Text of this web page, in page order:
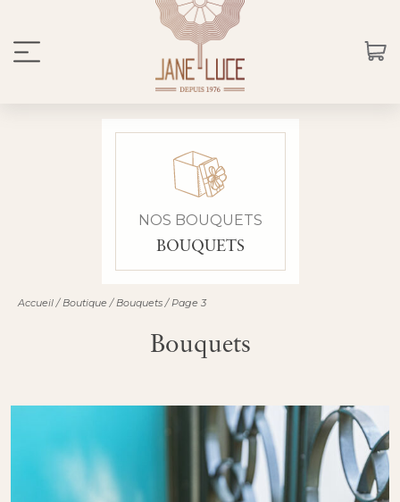
NOS BOUQUETS
BOUQUETS
Accueil/Boutique /Bouquets/Page 3
Bouquets